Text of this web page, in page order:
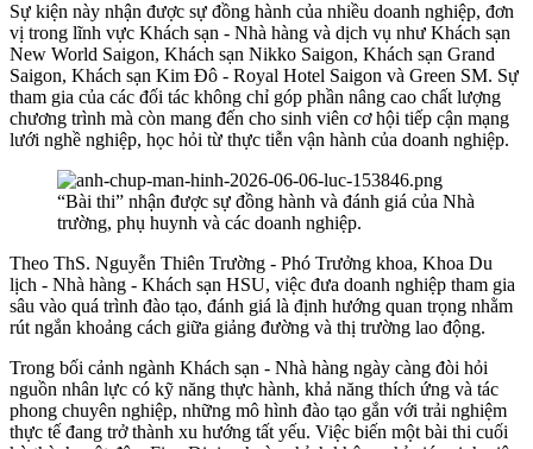
Sự kiện này nhận được sự đồng hành của nhiều doanh nghiệp, đơn
vị trong lĩnh vực Khách sạn - Nhà hàng và dịch vụ như Khách sạn
New World Saigon, Khách sạn Nikko Saigon, Khách sạn Grand
Saigon, Khách sạn Kim Đô - Royal Hotel Saigon và Green SM. Sự
tham gia của các đối tác không chỉ góp phần nâng cao chất lượng
chương trình mà còn mang đến cho sinh viên cơ hội tiếp cận mạng
lưới nghề nghiệp, học hỏi từ thực tiễn vận hành của doanh nghiệp.
“Bài thi” nhận được sự đồng hành và đánh giá của Nhà
trường, phụ huynh và các doanh nghiệp.
Theo ThS. Nguyễn Thiên Trường - Phó Trưởng khoa, Khoa Du
lịch - Nhà hàng - Khách sạn HSU, việc đưa doanh nghiệp tham gia
sâu vào quá trình đào tạo, đánh giá là định hướng quan trọng nhằm
rút ngắn khoảng cách giữa giảng đường và thị trường lao động.
Trong bối cảnh ngành Khách sạn - Nhà hàng ngày càng đòi hỏi
nguồn nhân lực có kỹ năng thực hành, khả năng thích ứng và tác
phong chuyên nghiệp, những mô hình đào tạo gắn với trải nghiệm
thực tế đang trở thành xu hướng tất yếu. Việc biến một bài thi cuối